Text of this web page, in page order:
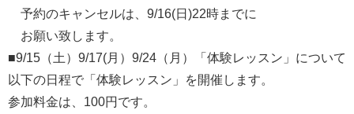
予約のキャンセルは、9/16(日)22時までに
お願い致します。
■9/15（土）9/17(月）9/24（月）「体験レッスン」について
以下の日程で「体験レッスン」を開催します。
参加料金は、100円です。